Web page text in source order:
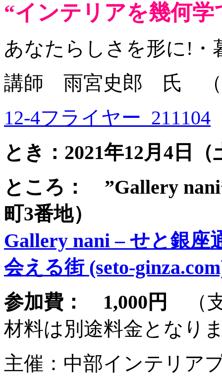
“インテリアを幾何学
あなたらしさを形に!・
講師 雨宮史郎 氏 （
12-4フライヤー_211104
とき：2021年12月4日
ところ： ”Gallery
町3番地）
Gallery nani – せと銀座
会える街 (seto-
参加費： 1,000円
材料は別途料金となり
主催：中部インテリア